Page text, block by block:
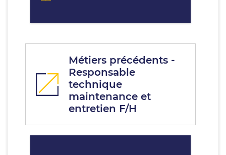
Métiers précédents -
Responsable
technique
maintenance et
entretien F/H